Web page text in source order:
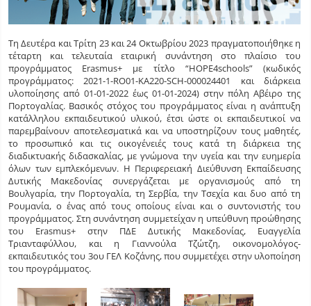
Τη Δευτέρα και Τρίτη 23 και 24 Οκτωβρίου 2023 πραγματοποιήθηκε η
τέταρτη και τελευταία εταιρική συνάντηση στο πλαίσιο του
προγράμματος Erasmus+ με τίτλο “HOPE4schools” (κωδικός
προγράμματος: 2021-1-RO01-KA220-SCH-000024401 και διάρκεια
υλοποίησης από 01-01-2022 έως 01-01-2024) στην πόλη Αβέιρο της
Πορτογαλίας. Βασικός στόχος του προγράμματος είναι η ανάπτυξη
κατάλληλου εκπαιδευτικού υλικού, έτσι ώστε οι εκπαιδευτικοί να
παρεμβαίνουν αποτελεσματικά και να υποστηρίζουν τους μαθητές,
το προσωπικό και τις οικογένειές τους κατά τη διάρκεια της
διαδικτυακής διδασκαλίας, με γνώμονα την υγεία και την ευημερία
όλων των εμπλεκόμενων. Η Περιφερειακή Διεύθυνση Εκπαίδευσης
Δυτικής Μακεδονίας συνεργάζεται με οργανισμούς από τη
Βουλγαρία, την Πορτογαλία, τη Σερβία, την Τσεχία και δυο από τη
Ρουμανία, ο ένας από τους οποίους είναι και ο συντονιστής του
προγράμματος. Στη συνάντηση συμμετείχαν η υπεύθυνη προώθησης
του Erasmus+ στην ΠΔΕ Δυτικής Μακεδονίας, Ευαγγελία
Τριανταφύλλου, και η Γιαννούλα Τζώτζη, οικονομολόγος-
εκπαιδευτικός του 3ου ΓΕΛ Κοζάνης, που συμμετέχει στην υλοποίηση
του προγράμματος.